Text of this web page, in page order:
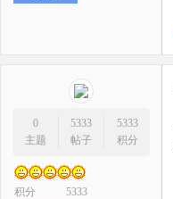
0
主题
5333
帖子
5333
积分
积分 5333